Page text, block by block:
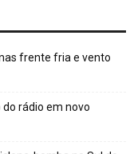
frente fria e vento
rádio em novo